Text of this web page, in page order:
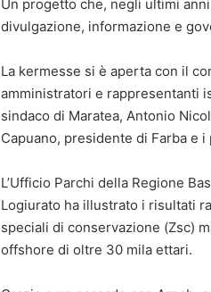
Un progetto che, negli ultimi
divulgazione, informazione e
La kermesse si è aperta con il
amministratori e rappresentanti
sindaco di Maratea, Antonio
Capuano, presidente di Farba e
L’Ufficio Parchi della Regione
Logiurato ha illustrato i risultati
speciali di conservazione (Zsc)
offshore di oltre 30 mila ettari.